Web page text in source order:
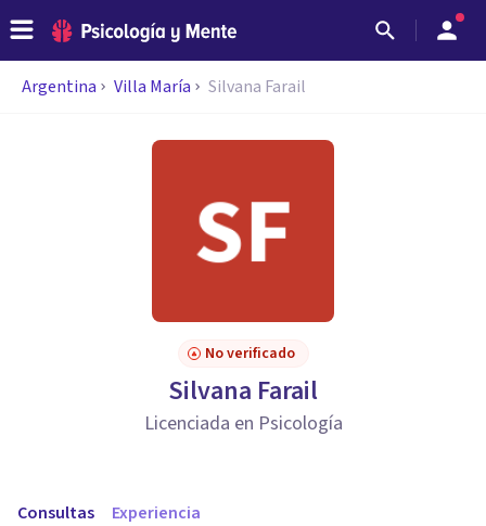
Argentina Villa María Silvana Farail
No verificado
Silvana Farail
Licenciada en Psicología
Consultas Experiencia